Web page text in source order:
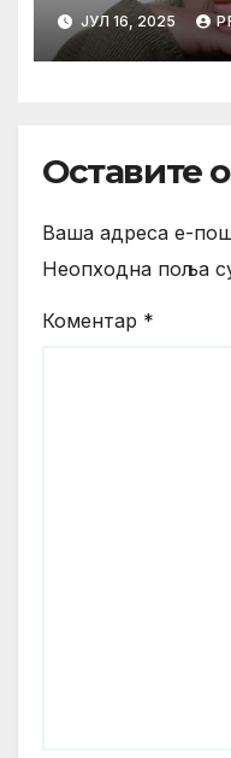
MAMA*
ЈУЛ 16, 2025
Оставите
Ваша адреса е-
Неопходна поља
Коментар *